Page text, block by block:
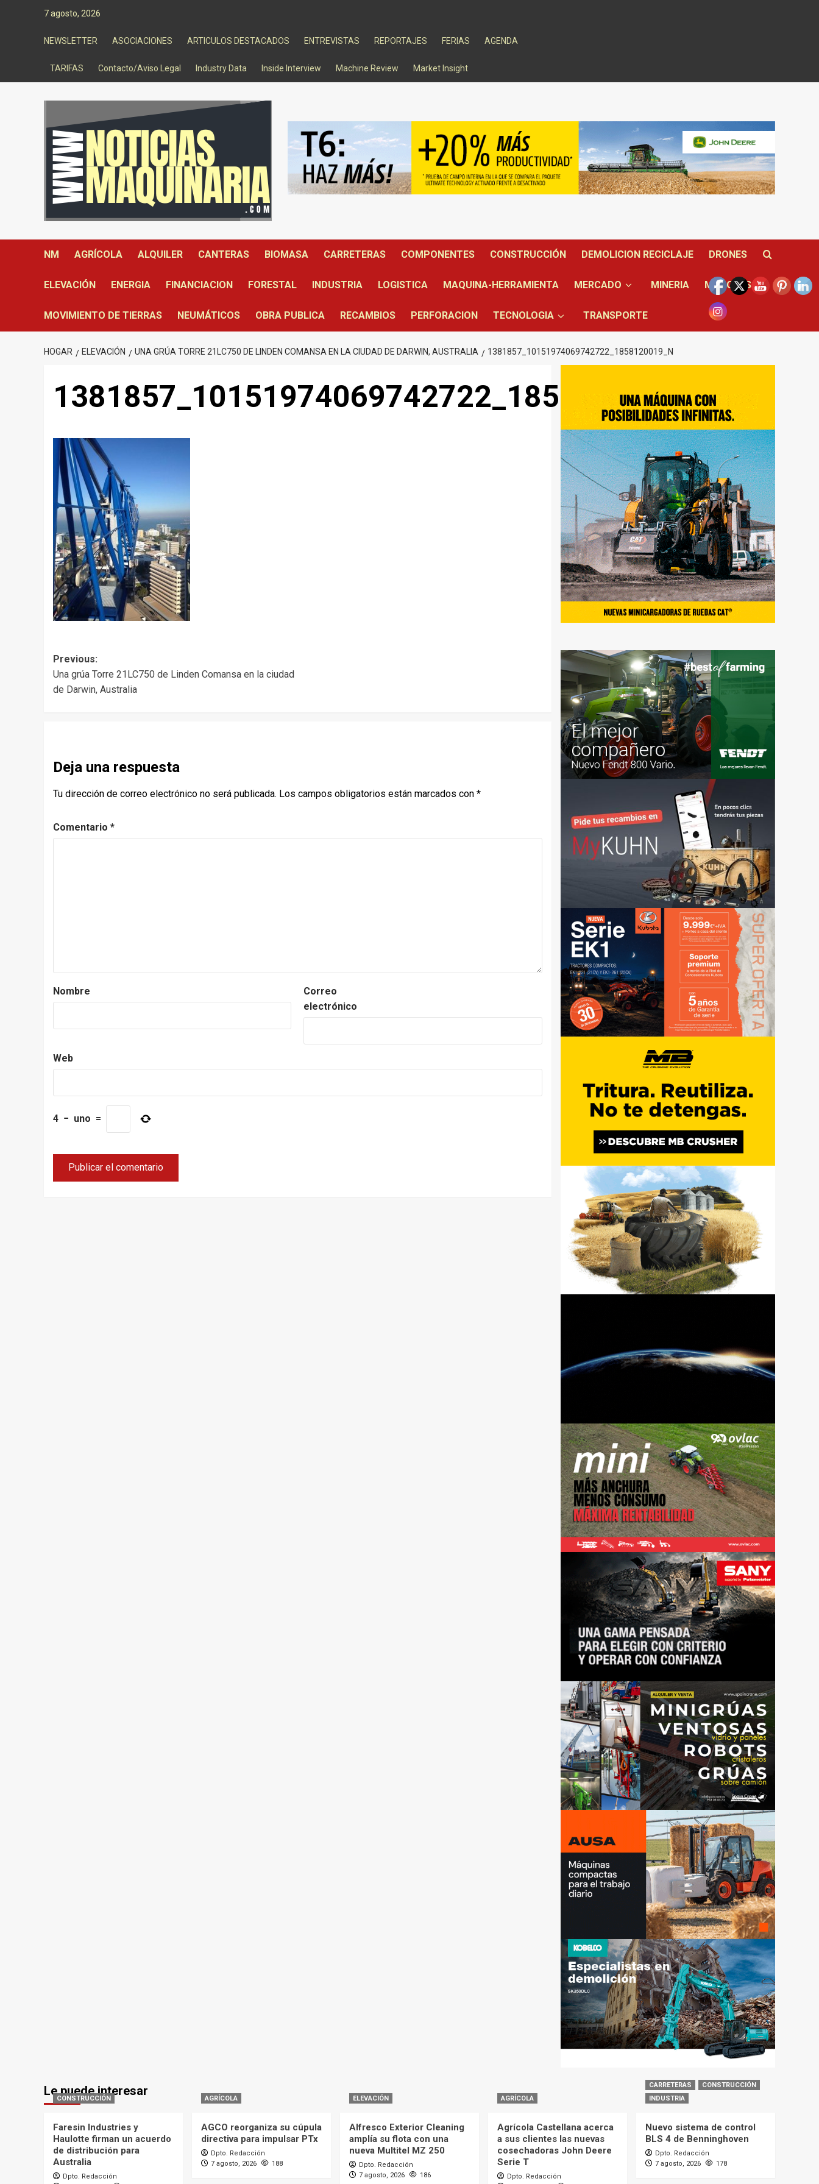
7 agosto, 2026
NEWSLETTER ASOCIACIONES ARTICULOS DESTACADOS ENTREVISTAS REPORTAJES FERIAS AGENDA
TARIFAS Contacto/Aviso Legal Industry Data Inside Interview Machine Review Market Insight
NM AGRÍCOLA ALQUILER CANTERAS BIOMASA CARRETERAS COMPONENTES CONSTRUCCIÓN DEMOLICION RECICLAJE DRONES
ELEVACIÓN ENERGIA FINANCIACION FORESTAL INDUSTRIA LOGISTICA MAQUINA-HERRAMIENTA MERCADO MINERIA MOTORES
MOVIMIENTO DE TIERRAS NEUMÁTICOS OBRA PUBLICA RECAMBIOS PERFORACION TECNOLOGIA TRANSPORTE
HOGAR ELEVACIÓN UNA GRÚA TORRE 21LC750 DE LINDEN COMANSA EN LA CIUDAD DE DARWIN, AUSTRALIA 1381857_10151974069742722_1858120019_N
1381857_10151974069742722_1858120019_n
Post
navigation
Previous:
Una grúa Torre 21LC750 de Linden Comansa en la ciudad
de Darwin, Australia
Deja una respuesta
Tu dirección de correo electrónico no será publicada. Los campos obligatorios están marcados con *
Comentario *
Nombre
Correo
electrónico
Web
4 − uno =
Le puede interesar
CONSTRUCCIÓN
Faresin Industries y
Haulotte firman un acuerdo
de distribución para
Australia
Dpto. Redacción
AGRÍCOLA
AGCO reorganiza su cúpula
directiva para impulsar PTx
Dpto. Redacción
7 agosto, 2026
188
ELEVACIÓN
Alfresco Exterior Cleaning
amplía su flota con una
nueva Multitel MZ 250
Dpto. Redacción
7 agosto, 2026
186
AGRÍCOLA
Agrícola Castellana acerca
a sus clientes las nuevas
cosechadoras John Deere
Serie T
Dpto. Redacción
CARRETERAS
CONSTRUCCIÓN
INDUSTRIA
Nuevo sistema de control
BLS 4 de Benninghoven
Dpto. Redacción
7 agosto, 2026
178